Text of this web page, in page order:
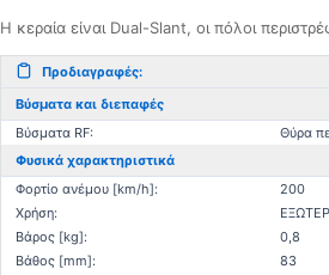
Η κεραία είναι Dual-Slant, οι πόλοι
Προδιαγραφές:
Βύσματα και διεπαφές
Βύσματα RF:
Θύρα
Φυσικά χαρακτηριστικά
Φορτίο ανέμου [km/h]:
200
Χρήση:
Βάρος [kg]:
0,8
Βάθος [mm]:
83